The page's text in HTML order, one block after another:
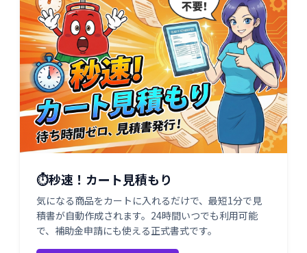
⏱️秒速！カート見積もり
気になる商品をカートに入れるだけで、最短1分で見
積書が自動作成されます。24時間いつでも利用可能
で、補助金申請にも使える正式書式です。